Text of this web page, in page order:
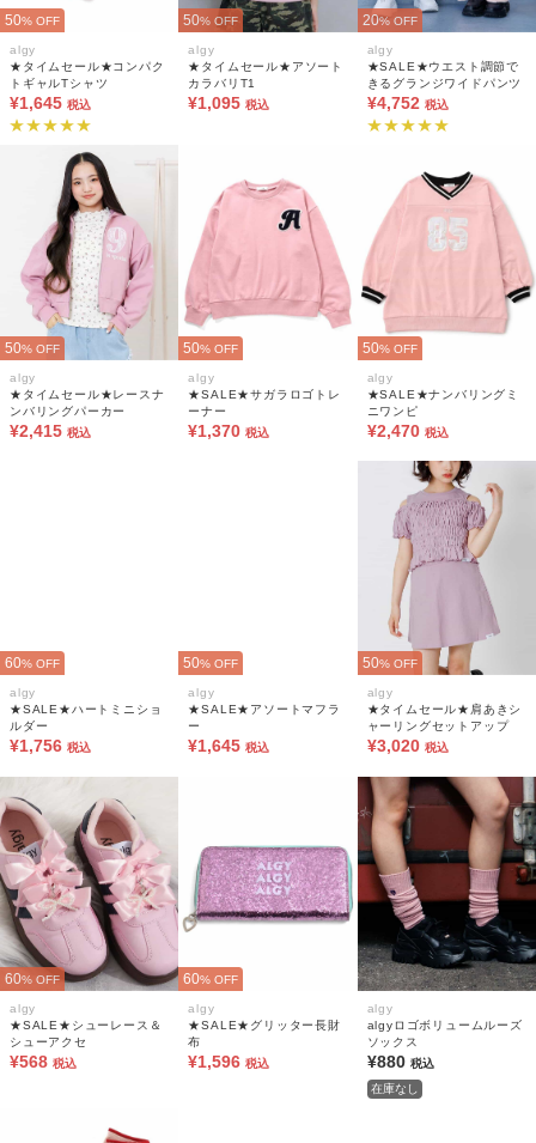
50% OFF
algy
★タイムセール★コンパク
トギャルTシャツ
¥1,645 税込
50% OFF
algy
★タイムセール★アソート
カラバリT1
¥1,095 税込
20% OFF
algy
★SALE★ウエスト調節で
きるグランジワイドパンツ
¥4,752 税込
50% OFF
algy
★タイムセール★レースナ
ンバリングパーカー
¥2,415 税込
50% OFF
algy
★SALE★サガラロゴトレ
ーナー
¥1,370 税込
50% OFF
algy
★SALE★ナンバリングミ
ニワンピ
¥2,470 税込
60% OFF
algy
★SALE★ハートミニショ
ルダー
¥1,756 税込
50% OFF
algy
★SALE★アソートマフラ
ー
¥1,645 税込
50% OFF
algy
★タイムセール★肩あきシ
ャーリングセットアップ
¥3,020 税込
60% OFF
algy
★SALE★シューレース＆
シューアクセ
¥568 税込
60% OFF
algy
★SALE★グリッター長財
布
¥1,596 税込
algy
algyロゴボリュームルーズ
ソックス
¥880 税込
在庫なし